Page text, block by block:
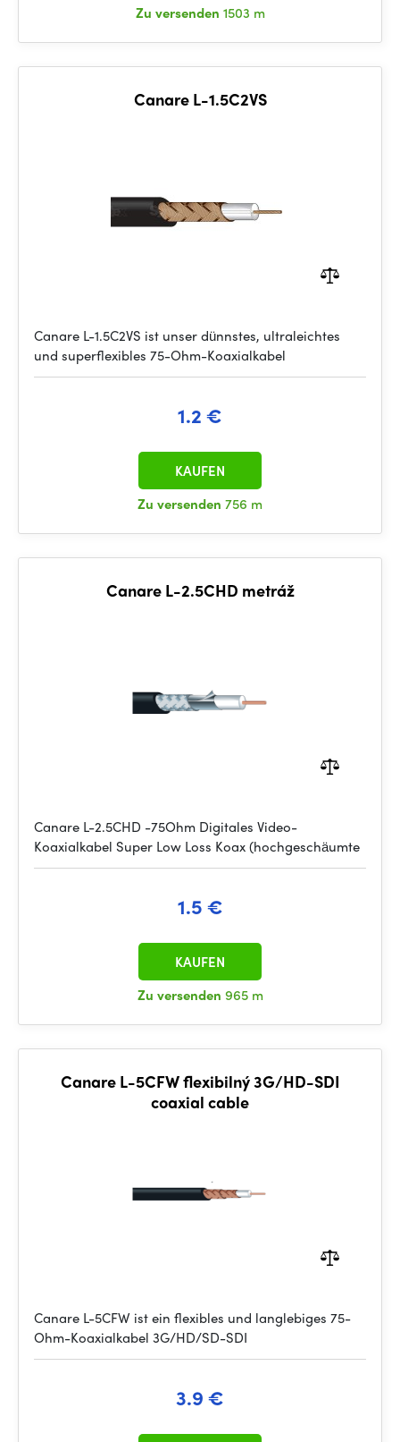
Zu versenden 1503 m
Canare L-1.5C2VS
Canare L-1.5C2VS ist unser dünnstes, ultraleichtes
und superflexibles 75-Ohm-Koaxialkabel
1.2 €
Zu versenden 756 m
KAUFEN
Canare L-2.5CHD metráž
Canare L-2.5CHD -75Ohm Digitales Video-
Koaxialkabel Super Low Loss Koax (hochgeschäumte
1.5 €
Zu versenden 965 m
KAUFEN
Canare L-5CFW flexibilný 3G/HD-SDI
coaxial cable
Canare L-5CFW ist ein flexibles und langlebiges 75-
Ohm-Koaxialkabel 3G/HD/SD-SDI
3.9 €